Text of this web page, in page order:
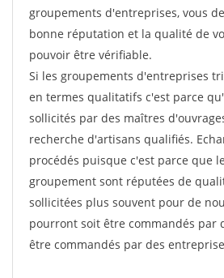
groupements d'entreprises, vous
bonne réputation et la qualité de
pouvoir être vérifiable.
Si les groupements d'entreprises
en termes qualitatifs c'est parce
sollicités par des maîtres
recherche d'artisans qualifiés.
procédés puisque c'est parce que
groupement sont réputées de
sollicitées plus souvent pour de
pourront soit être commandés par
être commandés par des